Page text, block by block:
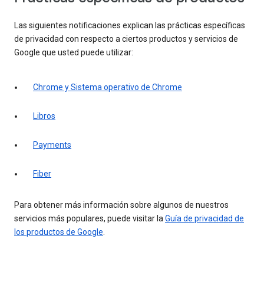
Las siguientes notificaciones explican las prácticas específicas
de privacidad con respecto a ciertos productos y servicios de
Google que usted puede utilizar:
Chrome y Sistema operativo de Chrome
Libros
Payments
Fiber
Para obtener más información sobre algunos de nuestros
servicios más populares, puede visitar laGuía de privacidad de
los productos de Google.